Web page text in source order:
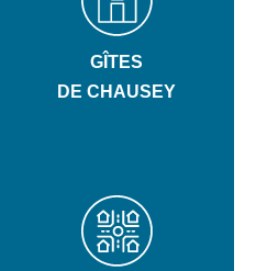
GÎTES
DE CHAUSEY